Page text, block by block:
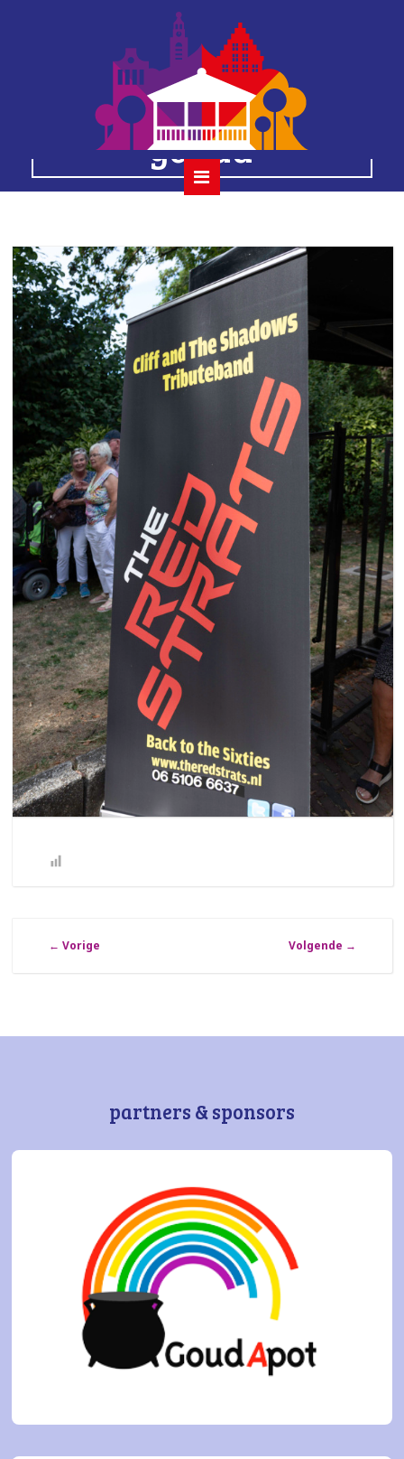
19 the red strats 7
augustus 2022
gouda
← Vorige Volgende →
partners & sponsors